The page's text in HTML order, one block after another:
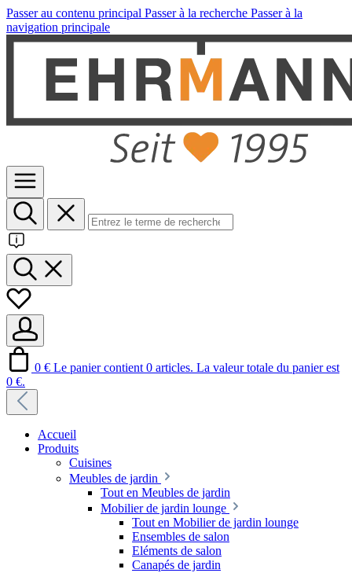
Passer au contenu principal Passer à la recherche Passer à la
navigation principale
0 € Le panier contient 0 articles. La valeur totale du panier est
0 €.
Accueil
Produits
Cuisines
Meubles de jardin
Tout en Meubles de jardin
Mobilier de jardin lounge
Tout en Mobilier de jardin lounge
Ensembles de salon
Eléments de salon
Canapés de jardin